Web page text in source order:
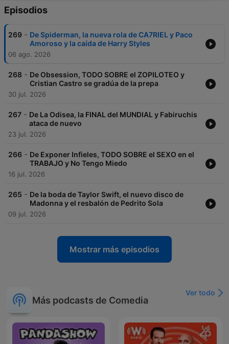
Episodios
269 - De Spiderman, la nueva rola de CA7RIEL y Paco
Amoroso y la caída de Harry Styles
06 ago. 2026
268 - De Obsession, TODO SOBRE el ZOPILOTEO y
Cristian Castro se gradúa de la prepa
30 jul. 2026
267 - De La Odisea, la FINAL del MUNDIAL y Fabiruchis
ataca de nuevo
23 jul. 2026
266 - De Exponer Infieles, TODO SOBRE el SEXO en el
TRABAJO y No Tengo Miedo
16 jul. 2026
265 - De la boda de Taylor Swift, el nuevo disco de
Madonna y el resbalón de Pedrito Sola
09 jul. 2026
Mostrar más episodios
Más podcasts de Comedia
Ver todo